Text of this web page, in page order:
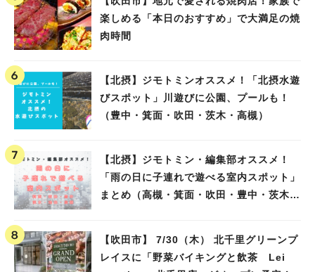
楽しめる「本日のおすすめ」で大満足の焼
肉時間
【北摂】ジモトミンオススメ！「北摂水遊
びスポット」川遊びに公園、プールも！
（豊中・箕面・吹田・茨木・高槻）
【北摂】ジモトミン・編集部オススメ！
「雨の日に子連れで遊べる室内スポット」
まとめ（高槻・箕面・吹田・豊中・茨木・
【吹田市】 7/30（木） 北千里グリーンプ
レイスに「野菜バイキングと飲茶 Lei